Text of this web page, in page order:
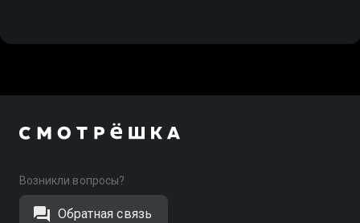
Возникли вопросы?
Обратная связь